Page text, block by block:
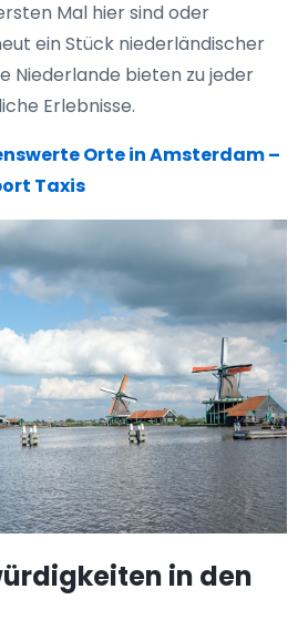
Mal hier sind oder
ein Stück niederländischer
Niederlande bieten zu jeder
Erlebnisse.
Orte in Amsterdam –
Taxis
in den